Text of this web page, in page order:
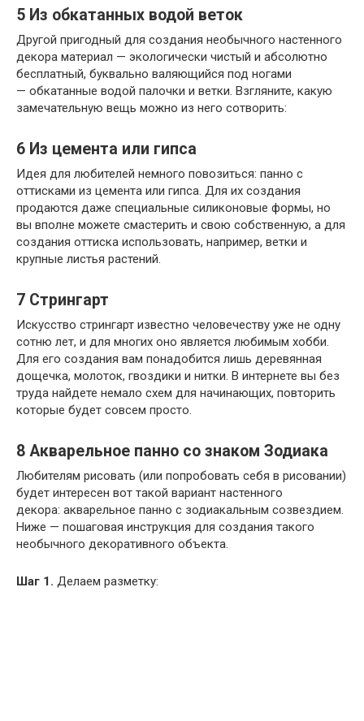
5 Из обкатанных водой веток
Другой пригодный для создания необычного настенного
декора материал — экологически чистый и абсолютно
бесплатный, буквально валяющийся под ногами
— обкатанные водой палочки и ветки. Взгляните, какую
замечательную вещь можно из него сотворить:
6 Из цемента или гипса
Идея для любителей немного повозиться: панно с
оттисками из цемента или гипса. Для их создания
продаются даже специальные силиконовые формы, но
вы вполне можете смастерить и свою собственную, а для
создания оттиска использовать, например, ветки и
крупные листья растений.
7 Стрингарт
Искусство стрингарт известно человечеству уже не одну
сотню лет, и для многих оно является любимым хобби.
Для его создания вам понадобится лишь деревянная
дощечка, молоток, гвоздики и нитки. В интернете вы без
труда найдете немало схем для начинающих, повторить
которые будет совсем просто.
8 Акварельное панно со знаком Зодиака
Любителям рисовать (или попробовать себя в рисовании)
будет интересен вот такой вариант настенного
декора: акварельное панно с зодиакальным созвездием.
Ниже — пошаговая инструкция для создания такого
необычного декоративного объекта.
Шаг 1. Делаем разметку: